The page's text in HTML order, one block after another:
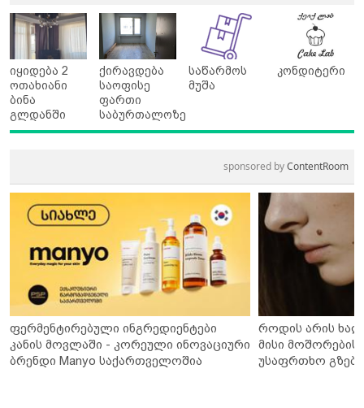
იყიდება 2
ოთახიანი
ბინა
გლდანში
ქირავდება
საოფისე
ფართი
საბურთალოზე
საწარმოს
მუშა
კონდიტერი
sponsored byContentRoom
ფერმენტირებული ინგრედიენტები
კანის მოვლაში - კორეული ინოვაციური
ბრენდი Manyo საქართველოშია
როდის არის
მისი მოშორების
უსაფრთხო გზები